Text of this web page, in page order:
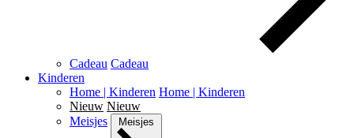
Cadeau Cadeau
Kinderen
Home | Kinderen Home | Kinderen
Nieuw Nieuw
Meisjes
Meisjes